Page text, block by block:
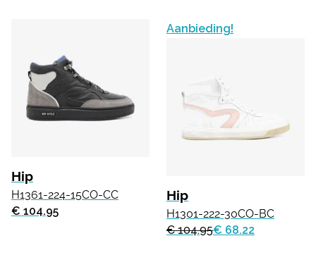
Hip
H1361-224-15CO-CC
€ 104.95
Aanbieding!
Hip
H1301-222-30CO-BC
€ 104.95€ 68.22